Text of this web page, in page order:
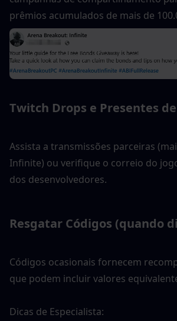
prêmios acumulados de mais de
Twitch Drops e Presentes
Assista a transmissões parceiras
Infinite) ou verifique o correio do
dos desenvolvedores.
Resgatar Códigos (quando
Códigos ocasionais fornecem
que podem incluir valores
Dicas de Especialista: